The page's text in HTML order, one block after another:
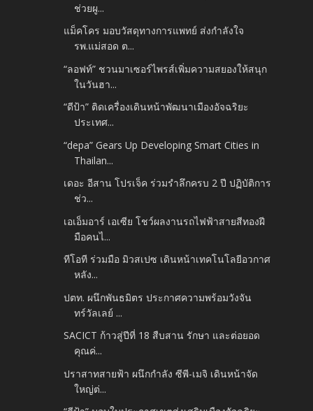
ช่วยผู...
แม็คโคร มอบวัสดุทางการแพทย์ ส่งกำลังใจ
รพ.แม่สอด ต...
“ลอฟท์” ชวนมาเซอร์ไพรส์เพิ่มความสยองให้สนุก
ในวันฮา...
“ดีป้า” ติดเครื่องเดินหน้าพัฒนาเมืองอัจฉริยะ
ประเทศ...
“depa” Gears Up Developing Smart Cities in
Thailan...
เดอะ อีสาน โปรเจ็ค ร่วมรำลึกครบ 2 ปี ปฏิบัติการ
ช่ว...
เอเอ็มอาร์ เอเซีย โชว์ผลงานรถไฟฟ้าสายสีทองฝี
มือคนไ...
ทีโอที ร่วมมือ มิวสเปซ เดินหน้าเทคโนโลยีอวกาศ
หลัง...
ปตท. ผนึกพันธมิตร ประกาศความพร้อมวังจัน
ทร์วัลเลย์ ...
SACICT ก้าวสู่ปีที่ 18 สืบสาน รักษา และต่อยอด
คุณค่...
ปราสาทสายฟ้า ผนึกกำลัง ซีพี-เมจิ เดินหน้าจัด
ใหญ่ต่...